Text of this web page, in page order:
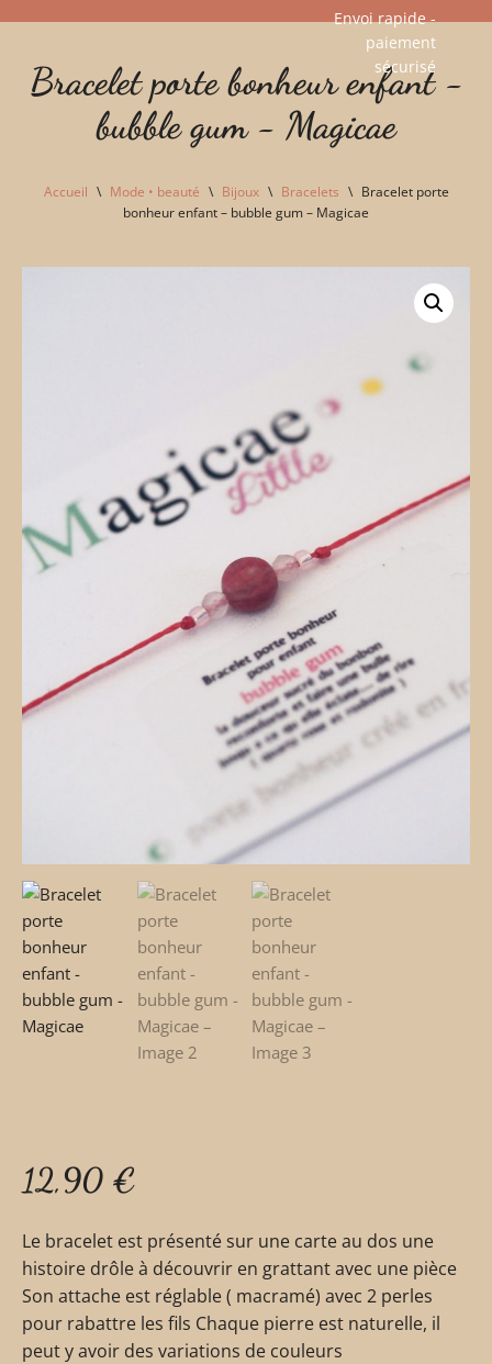
au
Envoi rapide -
paiement
sécurisé​
Bracelet porte bonheur enfant -
bubble gum - Magicae
Accueil \ Mode • beauté \ Bijoux \ Bracelets \ Bracelet porte
bonheur enfant – bubble gum – Magicae
12,90 €
Le bracelet est présenté sur une carte au dos une
histoire drôle à découvrir en grattant avec une pièce
Son attache est réglable ( macramé) avec 2 perles
pour rabattre les fils Chaque pierre est naturelle, il
peut y avoir des variations de couleurs